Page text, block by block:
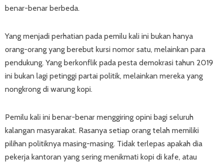
benar-benar berbeda.
Yang menjadi perhatian pada pemilu kali ini bukan hanya
orang-orang yang berebut kursi nomor satu, melainkan para
pendukung. Yang berkonflik pada pesta demokrasi tahun 2019
ini bukan lagi petinggi partai politik, melainkan mereka yang
nongkrong di warung kopi.
Pemilu kali ini benar-benar menggiring opini bagi seluruh
kalangan masyarakat. Rasanya setiap orang telah memiliki
pilihan politiknya masing-masing. Tidak terlepas apakah dia
pekerja kantoran yang sering menikmati kopi di kafe, atau